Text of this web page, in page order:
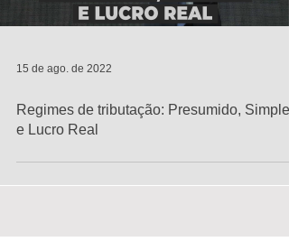
15 de ago. de 2022
Regimes de tributação: Presumido, Simples
e Lucro Real